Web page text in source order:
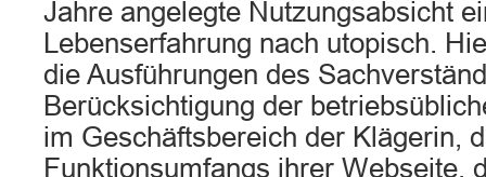
Jahre angelegte Nutzungsabsicht
Lebenserfahrung nach utopisch.
die Ausführungen des
Berücksichtigung der
im Geschäftsbereich der Klägerin,
Funktionsumfangs ihrer Webseite,